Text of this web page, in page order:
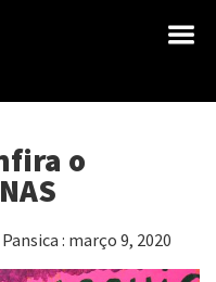
o
: março 9, 2020